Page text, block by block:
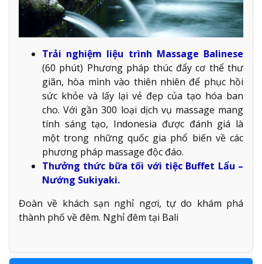
Trải nghiệm liệu trình Massage Balinese
(60 phút) Phương pháp thúc đẩy cơ thể thư
giãn, hòa mình vào thiên nhiên để phục hồi
sức khỏe và lấy lại vẻ đẹp của tạo hóa ban
cho. Với gần 300 loại dịch vụ massage mang
tính sáng tạo, Indonesia được đánh giá là
một trong những quốc gia phổ biến về các
phương pháp massage độc đáo.
Thưởng thức bữa tối với tiệc Buffet Lẩu –
Nướng Sukiyaki.
Đoàn về khách sạn nghỉ ngơi, tự do khám phá
thành phố về đêm. Nghỉ đêm tại Bali